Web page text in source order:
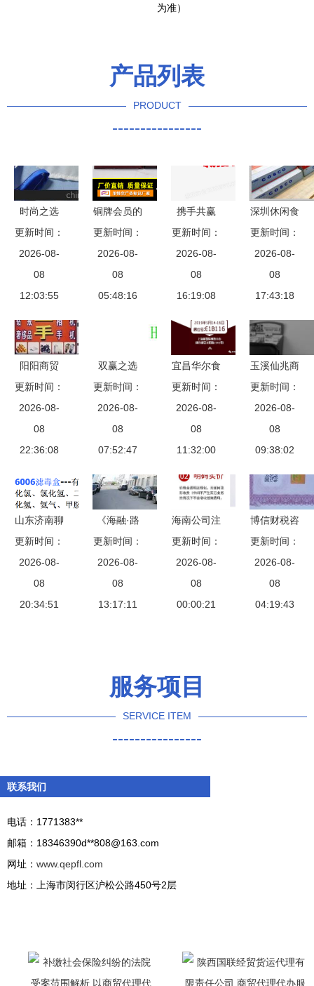
为准）
产品列表
PRODUCT
----------------
时尚之选
深圳南油高
端仿丝定位
印花连衣
裙，早春新
宴
更新时间：
2026-08-
08
12:03:55
铜牌会员的
商贸代理代
办与采购全
指南
更新时间：
2026-08-
08
05:48:16
携手共赢
揭秘商贸代
理与加盟商
合作新模式
更新时间：
2026-08-
08
16:19:08
深圳休闲食
品进口报关
代理全攻略
公司实力、
生产厂家资
式解析
更新时间：
2026-08-
08
17:43:18
阳阳商贸
携手实力代
理，共启诚
信财富路
更新时间：
2026-08-
08
22:36:08
双赢之选
探讨福建合
祥日用制品
商贸代理合
作的潜力
更新时间：
2026-08-
08
07:52:47
宜昌华尔食
品携新品惊
艳上海中食
展，打造全
品类饼干链
式
更新时间：
2026-08-
08
11:32:00
玉溪仙兆商
贸招募区域
代理，商贸
代理代办助
力合作共赢
更新时间：
2026-08-
08
09:38:02
山东济南聊
城德州3M
滤毒盒总代
理 6003CN
滤毒盒优质
更新时间：
2026-08-
08
20:34:51
《海融·路
书》2017
夏季东北行
(大连篇一)
商贸代理办
更新时间：
2026-08-
08
13:17:11
海南公司注
册与代办服
务全攻略
财丰商务如
何化解注
题
更新时间：
2026-08-
08
00:00:21
博信财税咨
询服务 专
业商贸代理
代办，助力
企业高效运
更新时间：
2026-08-
08
04:19:43
服务项目
SERVICE ITEM
----------------
联系我们
电话：1771383**
邮箱：18346390d**808@163.com
网址： www.qepfl.com
地址：上海市闵行区沪松公路450号2层